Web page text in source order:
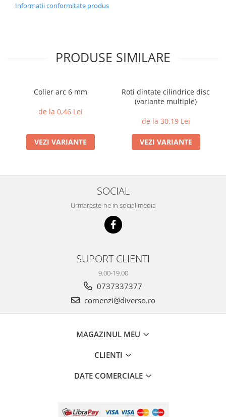
Informatii conformitate produs
PRODUSE SIMILARE
Colier arc 6 mm
de la 0,46 Lei
VEZI VARIANTE
Roti dintate cilindrice disc
(variante multiple)
de la 30,19 Lei
VEZI VARIANTE
SOCIAL
Urmareste-ne in social media
SUPORT CLIENTI
9.00-19.00
0737337377
comenzi@diverso.ro
MAGAZINUL MEU
CLIENTI
DATE COMERCIALE